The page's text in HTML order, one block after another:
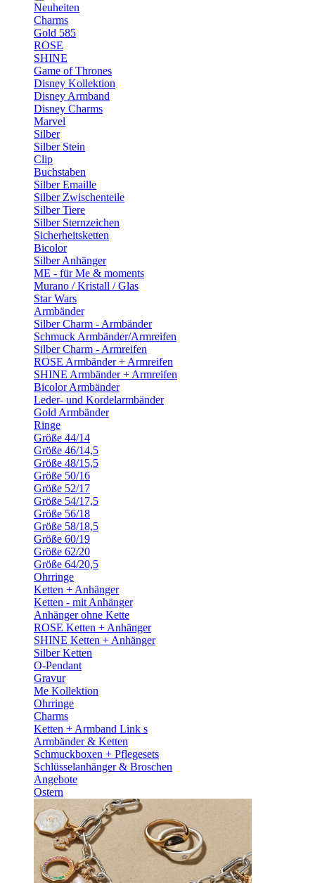
Neuheiten
Charms
Gold 585
ROSE
SHINE
Game of Thrones
Disney Kollektion
Disney Armband
Disney Charms
Marvel
Silber
Silber Stein
Clip
Buchstaben
Silber Emaille
Silber Zwischenteile
Silber Tiere
Silber Sternzeichen
Sicherheitsketten
Bicolor
Silber Anhänger
ME - für Me & moments
Murano / Kristall / Glas
Star Wars
Armbänder
Silber Charm - Armbänder
Schmuck Armbänder/Armreifen
Silber Charm - Armreifen
ROSE Armbänder + Armreifen
SHINE Armbänder + Armreifen
Bicolor Armbänder
Leder- und Kordelarmbänder
Gold Armbänder
Ringe
Größe 44/14
Größe 46/14,5
Größe 48/15,5
Größe 50/16
Größe 52/17
Größe 54/17,5
Größe 56/18
Größe 58/18,5
Größe 60/19
Größe 62/20
Größe 64/20,5
Ohrringe
Ketten + Anhänger
Ketten - mit Anhänger
Anhänger ohne Kette
ROSE Ketten + Anhänger
SHINE Ketten + Anhänger
Silber Ketten
O-Pendant
Gravur
Me Kollektion
Ohrringe
Charms
Ketten + Armband Link s
Armbänder & Ketten
Schmuckboxen + Pflegesets
Schlüsselanhänger & Broschen
Angebote
Ostern